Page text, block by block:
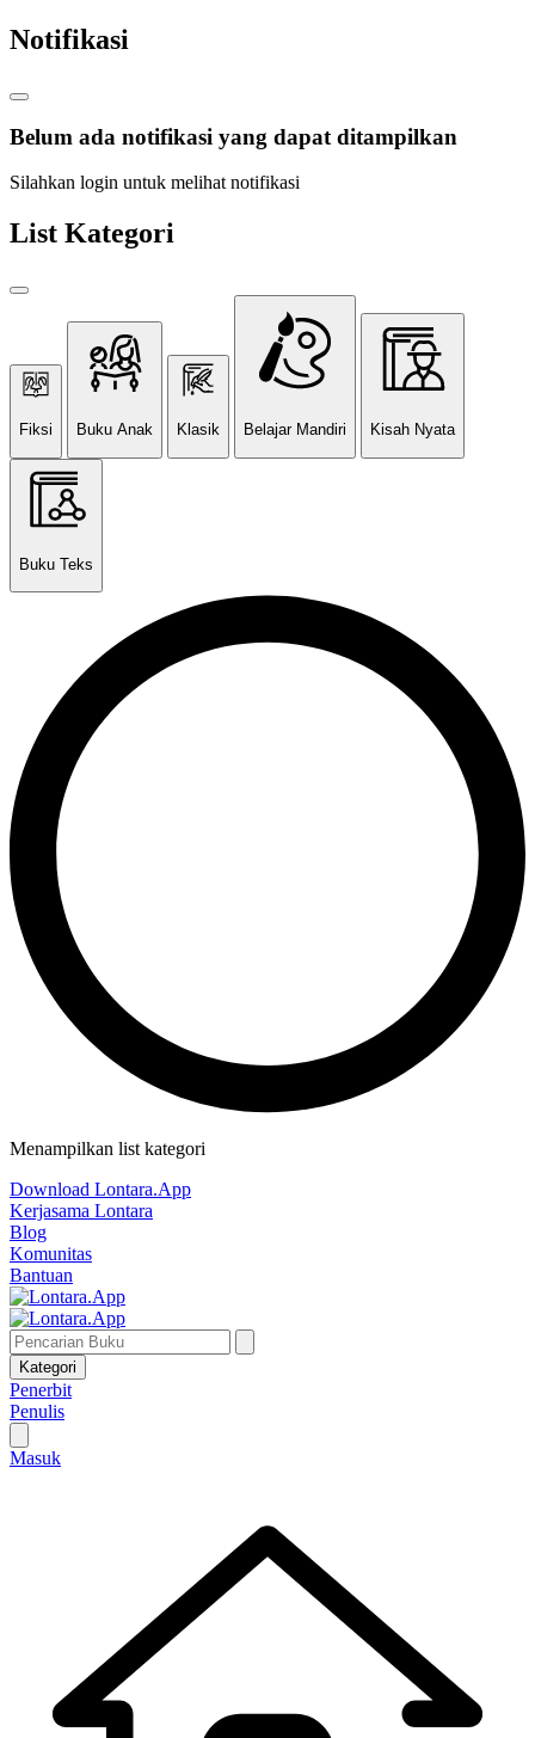
Notifikasi
Belum ada notifikasi yang dapat ditampilkan
Silahkan login untuk melihat notifikasi
List Kategori
Fiksi Buku Anak Klasik Belajar Mandiri Kisah Nyata
Buku Teks
Menampilkan list kategori
Download Lontara.App
Kerjasama Lontara
Blog
Komunitas
Bantuan
Kategori
Penerbit
Penulis
Masuk